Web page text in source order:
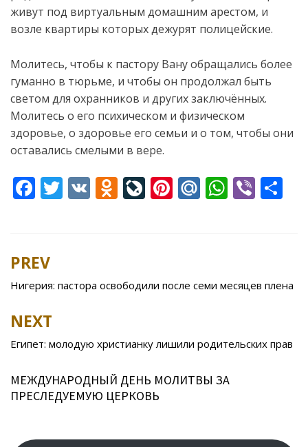
живут под виртуальным домашним арестом, и
возле квартиры которых дежурят полицейские.
Молитесь, чтобы к пастору Вану обращались более
гуманно в тюрьме, и чтобы он продолжал быть
светом для охранников и других заключённых.
Молитесь о его психическом и физическом
здоровье, о здоровье его семьи и о том, чтобы они
оставались смелыми в вере.
F
b
o
o
k
T V O
kl
as
ni
Li
u
r
al
Pi
st
M
u
W
A
p
Vi
Post
navigation
PREV
Нигерия: пастора освободили после семи месяцев плена
NEXT
Египет: молодую христианку лишили родительских прав
МЕЖДУНАРОДНЫЙ ДЕНЬ МОЛИТВЫ ЗА
ПРЕСЛЕДУЕМУЮ ЦЕРКОВЬ